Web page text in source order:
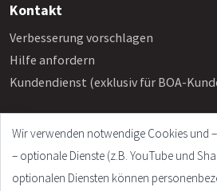
Kontakt
Verbesserung vorschlagen
Hilfe anfordern
Kundendienst (exklusiv für BOA-
Info
Häufige Fragen
Impressum
Wir verwenden notwendige Cookies und
– optionale Dienste (z.B. YouTube und
optionalen Diensten können